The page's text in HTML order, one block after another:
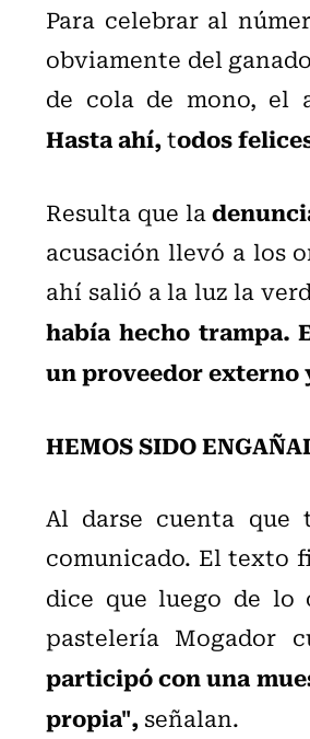
Para celebrar al
obviamente del
de cola de mono, el
Hasta ahí,todos
Resulta que la
acusación llevó a los
ahí salió a la luz la
había hecho trampa.
un proveedor externo
HEMOS SIDO
Al darse cuenta que
comunicado. El texto
dice que luego de
pastelería Mogador
participó con una
propia",señalan.